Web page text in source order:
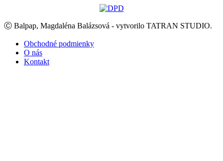
Ⓒ Balpap, Magdaléna Balázsová - vytvorilo TATRAN STUDIO.
Obchodné podmienky
O nás
Kontakt